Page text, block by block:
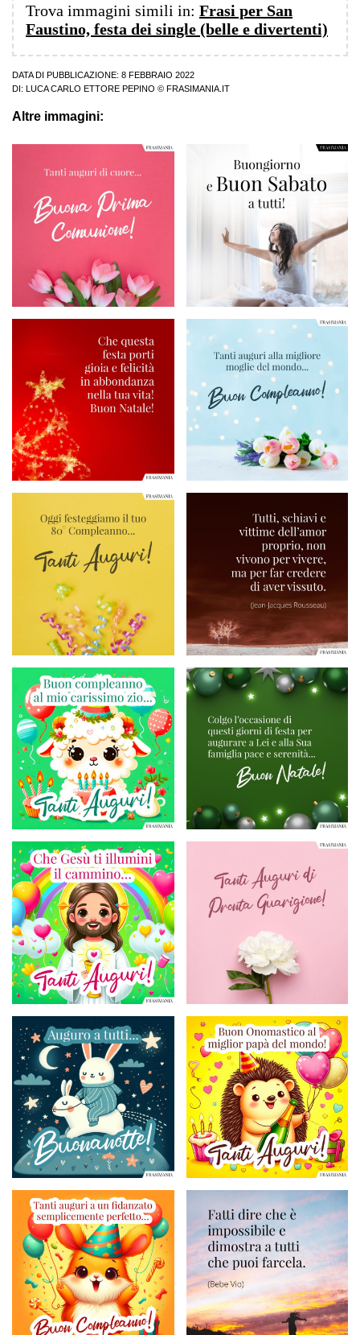
Trova immagini simili in: Frasi per San
Faustino, festa dei single (belle e divertenti)
DATA DI PUBBLICAZIONE: 8 FEBBRAIO 2022
DI:
LUCA CARLO ETTORE PEPINO © FRASIMANIA.IT
Altre immagini: